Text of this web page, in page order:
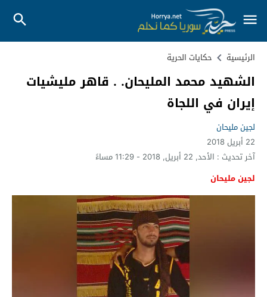
الرئيسية حكايات الحرية
الشهيد محمد المليحان. . قاهر مليشيات
إيران في اللجاة
لجين مليحان
22 أبريل 2018
آخر تحديث : الأحد, 22 أبريل, 2018 - 11:29 مساءً
لجين مليحان